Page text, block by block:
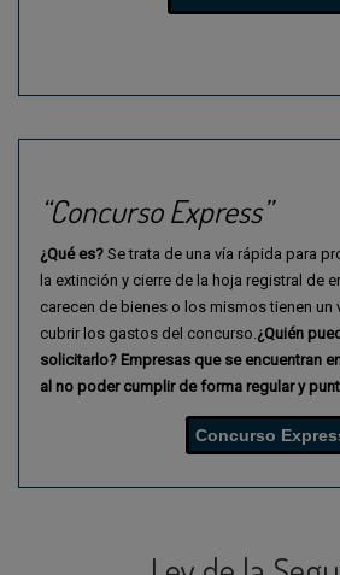
“Concurso Express”
¿Qué es? Se trata de una vía rápida para
la extinción y cierre de la hoja registral de
carecen de bienes o los mismos tienen un
cubrir los gastos del concurso. ¿Quién
solicitarlo? Empresas que se encuentran
al no poder cumplir de forma regular y
Concurso